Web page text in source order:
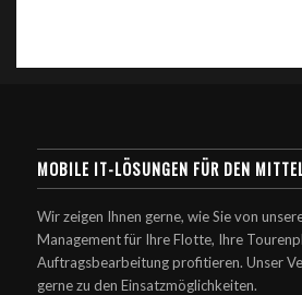
MOBILE IT-LÖSUNGEN FÜR DEN
Wir zeigen Ihnen gerne, wie Sie von
Management für Ihre Flotte, Ihre
Auftragsbearbeitung profitieren. Unser
gerne zu den Einsatzmöglichkeiten.